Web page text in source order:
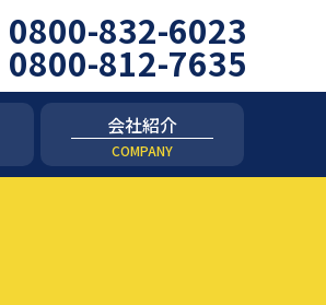
0800-832-6023
0800-812-7635
会社紹介
COMPANY